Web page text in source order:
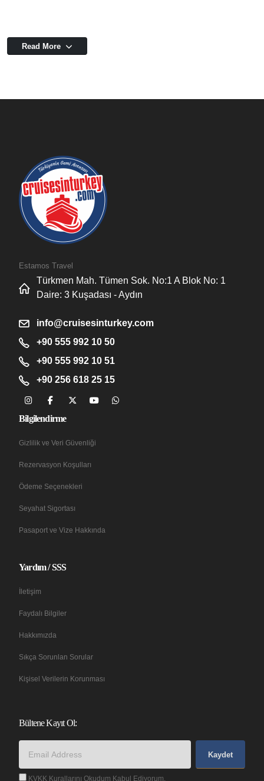
Read More
Estamos Travel
Türkmen Mah. Tümen Sok. No:1 A Blok No: 1
Daire: 3 Kuşadası - Aydın
info@cruisesinturkey.com
+90 555 992 10 50
+90 555 992 10 51
+90 256 618 25 15
Bilgilendirme
Gizlilik ve Veri Güvenliği
Rezervasyon Koşulları
Ödeme Seçenekleri
Seyahat Sigortası
Pasaport ve Vize Hakkında
Yardım / SSS
İletişim
Faydalı Bilgiler
Hakkımızda
Sıkça Sorunlan Sorular
Kişisel Verilerin Korunması
Bültene Kayıt Ol:
Kaydet
KVKK Kurallarını Okudum Kabul Ediyorum.